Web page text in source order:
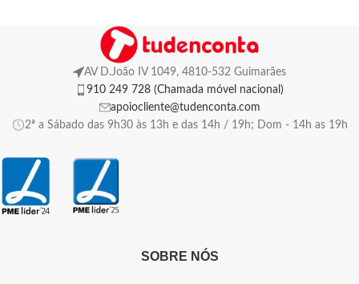
AV D.João IV 1049, 4810-532 Guimarães
910 249 728 (Chamada móvel nacional)
apoiocliente@tudenconta.com
2ª a Sábado das 9h30 às 13h e das 14h / 19h; Dom - 14h as 19h
SOBRE NÓS